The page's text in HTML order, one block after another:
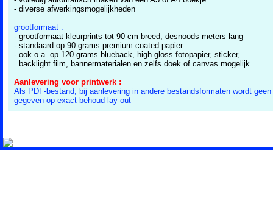
- diverse afwerkingsmogelijkheden
grootformaat :
- grootformaat kleurprints tot 90 cm breed, desnoods meters lang
- standaard op 90 grams premium coated papier
- ook o.a. op 120 grams blueback, high gloss fotopapier, sticker,
backlight film, bannermaterialen en zelfs doek of canvas mogelijk
Aanlevering voor printwerk :
Als PDF-bestand, bij aanlevering in andere bestandsformaten wordt geen
gegeven op exact behoud lay-out